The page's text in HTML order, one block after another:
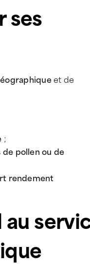
ses
et de
;
pollen ou de
rendement
au